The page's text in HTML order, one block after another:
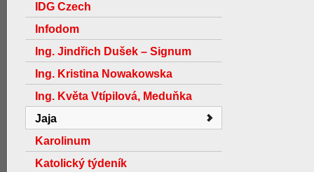
IDG Czech
Infodom
Ing. Jindřich Dušek – Signum
Ing. Kristina Nowakowska
Ing. Květa Vtípilová, Meduňka
Jaja
Karolinum
Katolický týdeník